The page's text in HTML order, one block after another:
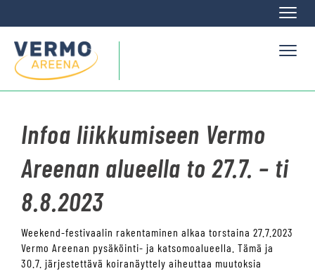
Infoa liikkumiseen Vermo
Areenan alueella to 27.7. – ti
8.8.2023
Weekend-festivaalin rakentaminen alkaa torstaina 27.7.2023
Vermo Areenan pysäköinti- ja katsomoalueella. Tämä ja
30.7. järjestettävä koiranäyttely aiheuttaa muutoksia